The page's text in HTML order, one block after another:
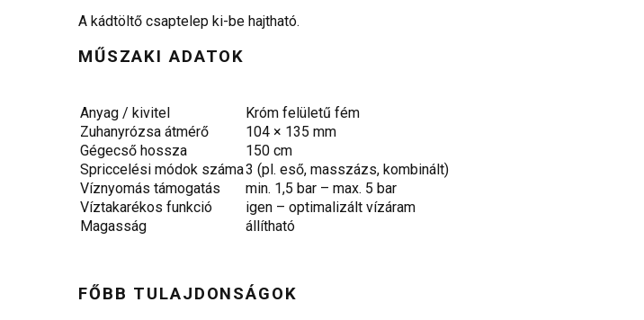
A kádtöltő csaptelep ki-be hajtható.
MŰSZAKI ADATOK
Anyag / kivitel
Króm felületű fém
Zuhanyrózsa átmérő
104 × 135 mm
Gégecső hossza
150 cm
Spriccelési módok száma3 (pl. eső, masszázs, kombinált)
Víznyomás támogatás
min. 1,5 bar – max. 5 bar
Víztakarékos funkció
igen – optimalizált vízáram
Magasság
állítható
FŐBB TULAJDONSÁGOK